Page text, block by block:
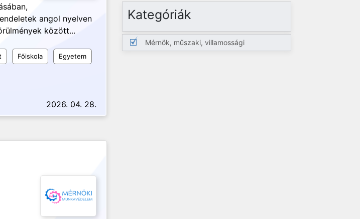
angol nyelven
között...
Főiskola Egyetem
2026. 04. 28.
Kategóriák
Mérnök, műszaki, villamossági